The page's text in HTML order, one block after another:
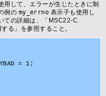
用して、エラーが生じたときに制
例の my_errno 表示子も使用し
ての詳細は、「MSC22-C.
る」を参照すること。
= 1;